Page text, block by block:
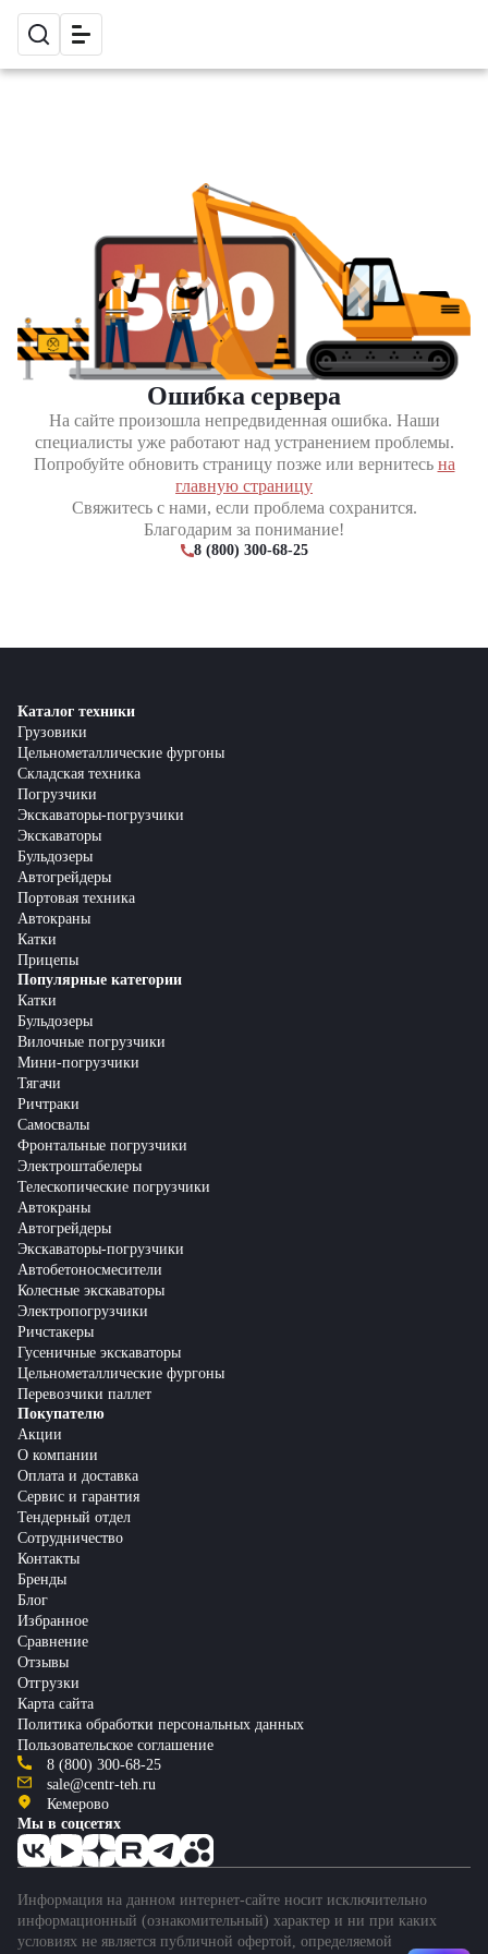
Ошибка сервера
На сайте произошла непредвиденная ошибка. Наши
специалисты уже работают над устранением проблемы.
Попробуйте обновить страницу позже или вернитесь на
главную страницу
Свяжитесь с нами, если проблема сохранится.
Благодарим за понимание!
8 (800) 300-68-25
Каталог техники
Грузовики
Цельнометаллические фургоны
Складская техника
Погрузчики
Экскаваторы-погрузчики
Экскаваторы
Бульдозеры
Автогрейдеры
Портовая техника
Автокраны
Катки
Прицепы
Популярные категории
Катки
Бульдозеры
Вилочные погрузчики
Мини-погрузчики
Тягачи
Ричтраки
Самосвалы
Фронтальные погрузчики
Электроштабелеры
Телескопические погрузчики
Автокраны
Автогрейдеры
Экскаваторы-погрузчики
Автобетоносмесители
Колесные экскаваторы
Электропогрузчики
Ричстакеры
Гусеничные экскаваторы
Цельнометаллические фургоны
Перевозчики паллет
Покупателю
Акции
О компании
Оплата и доставка
Сервис и гарантия
Тендерный отдел
Сотрудничество
Контакты
Бренды
Блог
Избранное
Сравнение
Отзывы
Отгрузки
Карта сайта
Политика обработки персональных данных
Пользовательское соглашение
8 (800) 300-68-25
sale@centr-teh.ru
Кемерово
Мы в соцсетях
Информация на данном интернет-сайте носит исключительно
информационный (ознакомительный) характер и ни при каких
условиях не является публичной офертой, определяемой